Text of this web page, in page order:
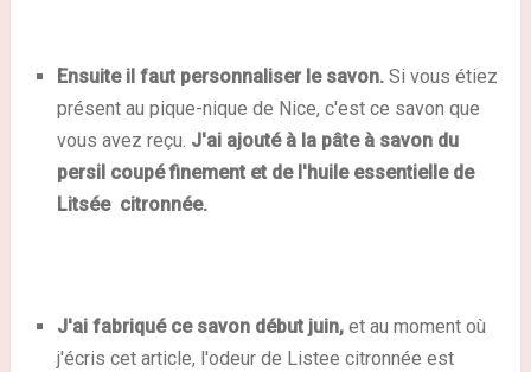
Ensuite il faut personnaliser le savon.Si vous étiez
présent au pique-nique de Nice, c'est ce savon que
vous avez reçu. J'ai ajouté à la pâte à savon du
persil coupé finement et de l'huile essentielle de
Litsée citronnée.
J'ai fabriqué ce savon début juin,et au moment où
j'écris cet article, l'odeur de Listee citronnée est